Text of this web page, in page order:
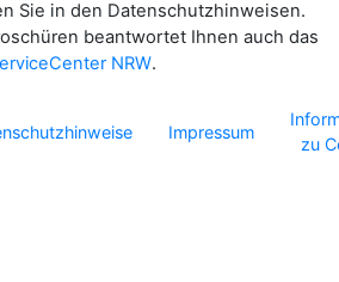
Sie in den Datenschutzhinweisen.
beantwortet Ihnen auch das
NRW.
Impressum
zu